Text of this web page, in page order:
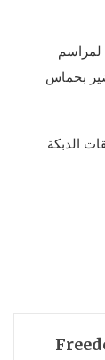
لمراسم
بحماس
مبادرة 15 آب بحلقات الدبكة